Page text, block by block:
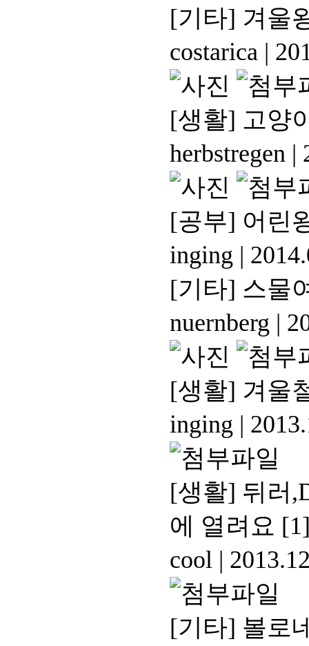
[기타] 겨울
costarica |
[생활] 고양
herbstregen |
[공부] 어린
inging |
[기타] 스물
nuernberg |
[생활] 겨울
inging |
[생활] 뒤러
에 열려요
cool |
[기타] 볼로